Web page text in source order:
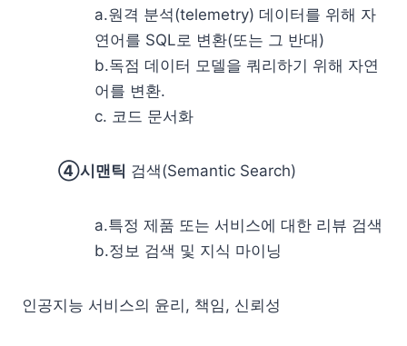
a.원격 분석(telemetry) 데이터를 위해 자
연어를 SQL로 변환(또는 그 반대)
b.독점 데이터 모델을 쿼리하기 위해 자연
어를 변환.
c. 코드 문서화
④시맨틱 검색(Semantic Search)
a.특정 제품 또는 서비스에 대한 리뷰 검색
b.정보 검색 및 지식 마이닝
인공지능 서비스의 윤리, 책임, 신뢰성